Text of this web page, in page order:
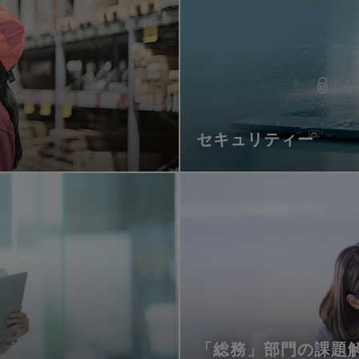
セキュリティー
「総務」部門の課題